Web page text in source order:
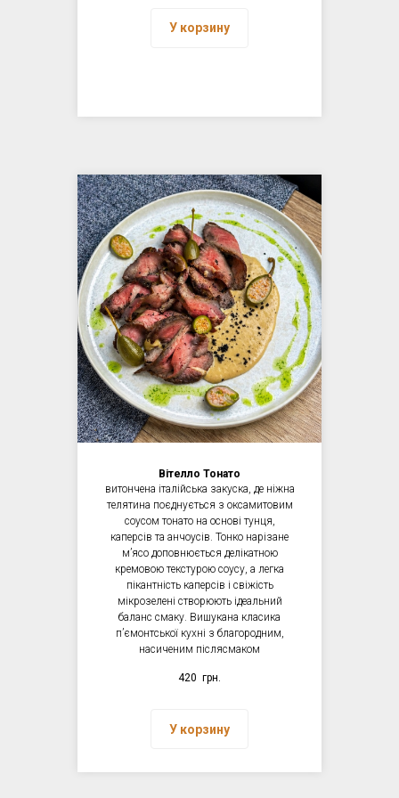
У корзину
Вітелло Тонато
витончена італійська закуска, де ніжна
телятина поєднується з оксамитовим
соусом тонато на основі тунця,
каперсів та анчоусів. Тонко нарізане
мʼясо доповнюється делікатною
кремовою текстурою соусу, а легка
пікантність каперсів і свіжість
мікрозелені створюють ідеальний
баланс смаку. Вишукана класика
пʼємонтської кухні з благородним,
насиченим післясмаком
420 грн.
У корзину